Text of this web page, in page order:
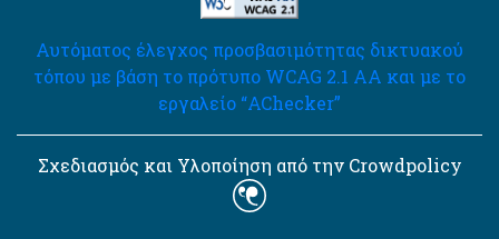
Αυτόματος έλεγχος προσβασιμότητας δικτυακού
τόπου με βάση το πρότυπο WCAG 2.1 AA και με το
εργαλείο “AChecker”
Σχεδιασμός και Υλοποίηση από την Crowdpolicy